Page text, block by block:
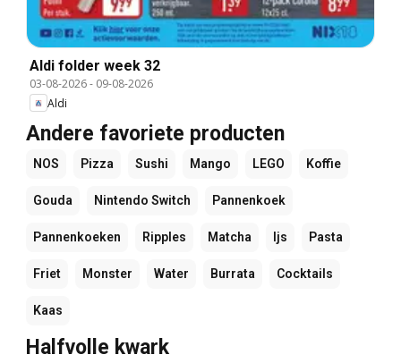
Aldi folder week 32
03-08-2026- 09-08-2026
Aldi
Andere favoriete producten
NOS Pizza Sushi Mango LEGO Koffie
Gouda Nintendo Switch Pannenkoek
Pannenkoeken Ripples Matcha Ijs Pasta
Friet Monster Water Burrata Cocktails
Kaas
Halfvolle kwark